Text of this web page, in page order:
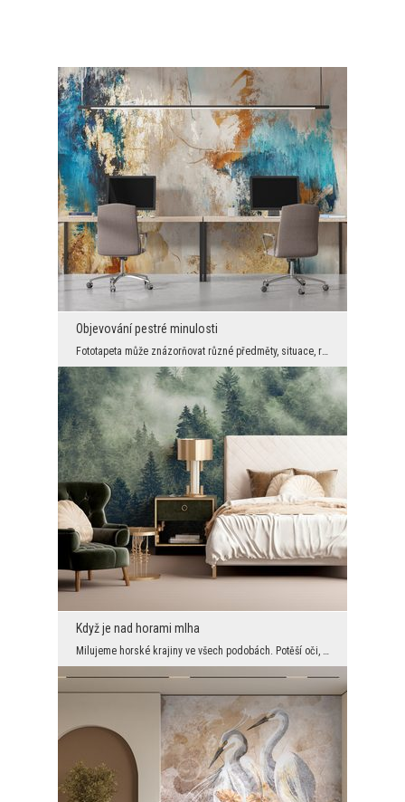
Objevování pestré minulosti
Fototapeta může znázorňovat různé předměty, situace, rostliny, krajinu atd. Ale může znázorňovat ...
Když je nad horami mlha
Milujeme horské krajiny ve všech podobách. Potěší oči, dodají energii a zklidní. A i když se nad ...